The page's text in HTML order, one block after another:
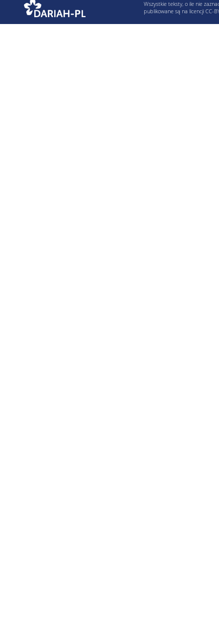
Wszystkie teksty, o ile nie
publikowane są na licencji CC-